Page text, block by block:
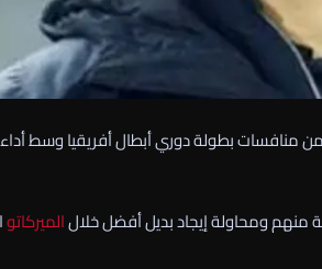
من منافسات بطولة دوري أبطال أفريقيا وسط
منهم ومحاولة إيجاد بديل أفضل خلالالميركاتو